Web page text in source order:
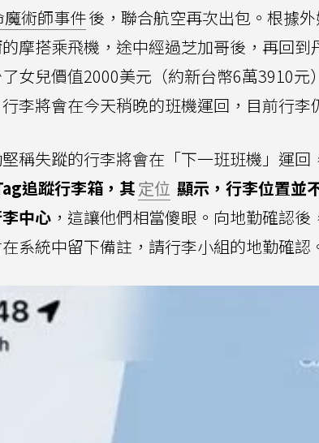
魔術師事件後，聯合航空再次出包。根據
摩搭乘飛機，途中經過芝加哥後，再回
女兒價值2000美元（約新台幣6萬3910
李將會在今天稍晚的班機運回，目前行李
稱失蹤的行李將會在「下一班班機」運回
追蹤行李箱，其定位 顯示，行李位置並
中心 ，這讓他們相當傻眼。向地勤確認
系統中留下備註，請行李小組的地勤確認